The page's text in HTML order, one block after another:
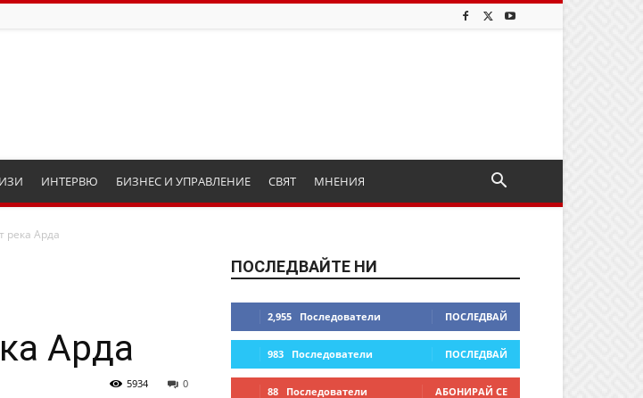
ИНТЕРВЮ БИЗНЕС И УПРАВЛЕНИЕ СВЯТ МНЕНИЯ
река Арда
Арда
0
5934
ПОСЛЕДВАЙТЕ НИ
2,955 Последователи ПОСЛЕДВАЙ
983 Последователи ПОСЛЕДВАЙ
88 Последователи АБОНИРАЙ СЕ